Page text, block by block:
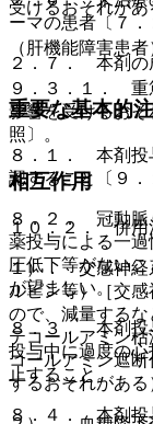
受けるおそれが
（肝機能障害患者
９．３．１． 重
影響を受けるお
照〕。
相互作用
１０．２． 併用
１）． 交感神経
ルピン等）［交
ので、減量する
テコールアミン
コールアミン遮
するおそれがある
ーマの患者〔７．
２．７． 本剤の
重要な基本的
８．１． 本剤投
認すること〔９．
８．２． 冠動脈
薬投与による一
圧低下等がない
が望ましい。
８．３． 本剤投
投与中に過度の
止すること。
８．４． 本剤投